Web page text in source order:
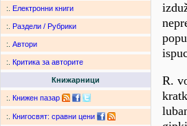
:. Електронни книги
:. Раздели / Рубрики
:. Автори
:. Критика за авторите
Книжарници
:. Книжен пазар
:. Книгосвят: сравни цени
R.